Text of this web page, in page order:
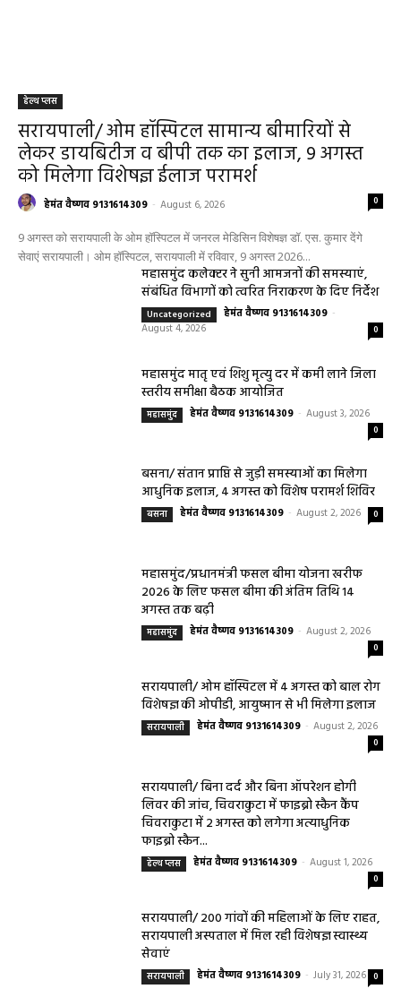
हेल्थ प्लस
सरायपाली/ ओम हॉस्पिटल सामान्य बीमारियों से
लेकर डायबिटीज व बीपी तक का इलाज, 9 अगस्त
को मिलेगा विशेषज्ञ ईलाज परामर्श
हेमंत वैष्णव 9131614309 - August 6, 2026 0
9 अगस्त को सरायपाली के ओम हॉस्पिटल में जनरल मेडिसिन विशेषज्ञ डॉ. एस. कुमार देंगे
सेवाएं सरायपाली। ओम हॉस्पिटल, सरायपाली में रविवार, 9 अगस्त 2026...
महासमुंद कलेक्टर ने सुनी आमजनों की समस्याएं,
संबंधित विभागों को त्वरित निराकरण के दिए निर्देश
Uncategorized हेमंत वैष्णव 9131614309 -
August 4, 2026
0
महासमुंद मातृ एवं शिशु मृत्यु दर में कमी लाने जिला
स्तरीय समीक्षा बैठक आयोजित
महासमुंद हेमंत वैष्णव 9131614309 - August 3, 2026
0
बसना/ संतान प्राप्ति से जुड़ी समस्याओं का मिलेगा
आधुनिक इलाज, 4 अगस्त को विशेष परामर्श शिविर
बसना हेमंत वैष्णव 9131614309 - August 2, 2026 0
महासमुंद/प्रधानमंत्री फसल बीमा योजना खरीफ
2026 के लिए फसल बीमा की अंतिम तिथि 14
अगस्त तक बढ़ी
महासमुंद हेमंत वैष्णव 9131614309 - August 2, 2026
0
सरायपाली/ ओम हॉस्पिटल में 4 अगस्त को बाल रोग
विशेषज्ञ की ओपीडी, आयुष्मान से भी मिलेगा इलाज
सरायपाली हेमंत वैष्णव 9131614309 - August 2, 2026
0
सरायपाली/ बिना दर्द और बिना ऑपरेशन होगी
लिवर की जांच, चिवराकुटा में फाइब्रो स्कैन कैंप
चिवराकुटा में 2 अगस्त को लगेगा अत्याधुनिक
फाइब्रो स्कैन...
हेल्थ प्लस हेमंत वैष्णव 9131614309 - August 1, 2026
0
सरायपाली/ 200 गांवों की महिलाओं के लिए राहत,
सरायपाली अस्पताल में मिल रही विशेषज्ञ स्वास्थ्य
सेवाएं
सरायपाली हेमंत वैष्णव 9131614309 - July 31, 2026 0